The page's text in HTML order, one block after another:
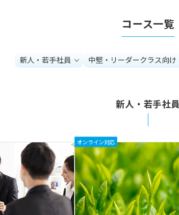
コース一覧
新人・若手社員 中堅・リーダークラス向け
新人・若手社員
オンライン対応